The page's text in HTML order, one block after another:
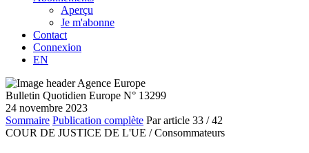
Aperçu
Je m'abonne
Contact
Connexion
EN
Bulletin Quotidien Europe N° 13299
24 novembre 2023
Sommaire Publication complète Par article 33 / 42
COUR DE JUSTICE DE L'UE / Consommateurs